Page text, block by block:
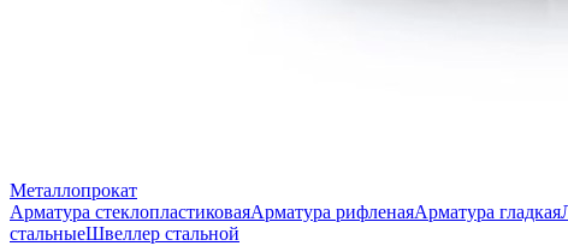
Металлопрокат
Арматура стеклопластиковаяАрматура рифленаяАрматура гладкая
стальныеШвеллер стальной